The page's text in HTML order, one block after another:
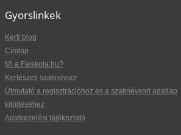
Gyorslinkek
Kerti blog
Címlap
Mi a Faiskola.hu?
Kertészeti szaknévsor
Útmutató a regisztrációhoz és a szaknévsori adatlap
kitöltéséhez
Adatkezelési tájékoztató